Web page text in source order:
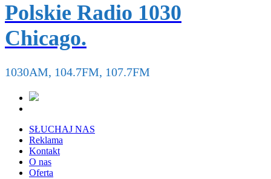
Polskie Radio 1030
Chicago.
1030AM, 104.7FM, 107.7FM
SŁUCHAJ NAS
Reklama
Kontakt
O nas
Oferta